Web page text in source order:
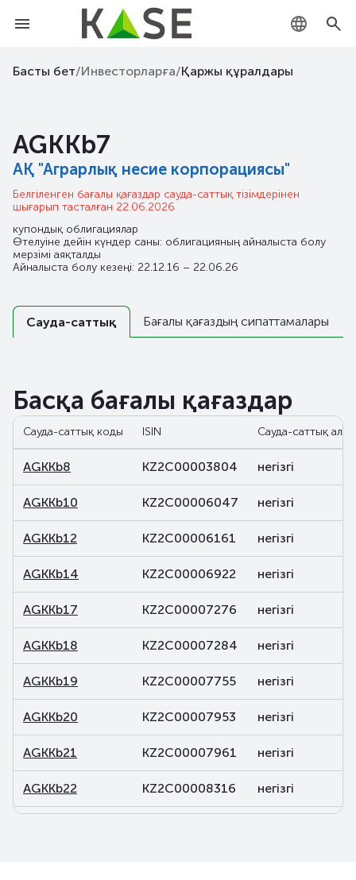
KZ
Басты бет/Инвесторларға/Қаржы құралдары
AGKKb7
АҚ "Аграрлық несие корпорациясы"
Белгіленген бағалы қағаздар сауда-саттық тізімдерінен
шығарып тасталған 22.06.2026
купондық облигациялар
Өтелуіне дейін күндер саны: облигацияның айналыста болу
мерзімі аяқталды
Айналыста болу кезеңі: 22.12.16 – 22.06.26
Сауда-саттық Бағалы қағаздың сипаттамалары
Басқа бағалы қағаздар
Сауда-саттық коды ISIN Сауда-саттық алаң
AGKKb8 KZ2C00003804 негізгі
AGKKb10 KZ2C00006047 негізгі
AGKKb12 KZ2C00006161 негізгі
AGKKb14 KZ2C00006922 негізгі
AGKKb17 KZ2C00007276 негізгі
AGKKb18 KZ2C00007284 негізгі
AGKKb19 KZ2C00007755 негізгі
AGKKb20 KZ2C00007953 негізгі
AGKKb21 KZ2C00007961 негізгі
AGKKb22 KZ2C00008316 негізгі